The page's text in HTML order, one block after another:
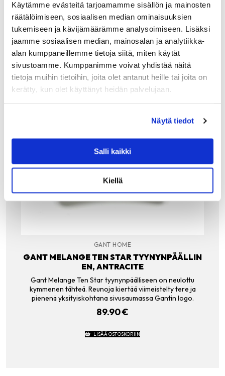
Käytämme evästeitä tarjoamamme sisällön ja mainosten
räätälöimiseen, sosiaalisen median ominaisuuksien
tukemiseen ja kävijämäärämme analysoimiseen. Lisäksi
jaamme sosiaalisen median, mainosalan ja analytiikka-
alan kumppaneillemme tietoja siitä, miten käytät
sivustoamme. Kumppanimme voivat yhdistää näitä
tietoja muihin tietoihin, joita olet antanut heille tai joita on
kerätty, kun olet käyttänyt heidän palvelujaan.
Näytä tiedot
Salli kaikki
Kiellä
GANT HOME
GANT MELANGE TEN STAR TYYNYNPÄÄLLIN
EN, ANTRACITE
Gant Melange Ten Star tyynynpäälliseen on neulottu
kymmenen tähteä. Reunoja kiertää viimeistelty tere ja
pienenä yksityiskohtana sivusaumassa Gantin logo.
89.90€
LISÄÄ OSTOSKORIIN